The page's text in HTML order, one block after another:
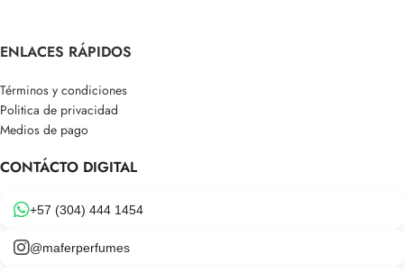
ENLACES RÁPIDOS
Términos y condiciones
Politica de privacidad
Medios de pago
CONTÁCTO DIGITAL
+57 (304) 444 1454
@maferperfumes